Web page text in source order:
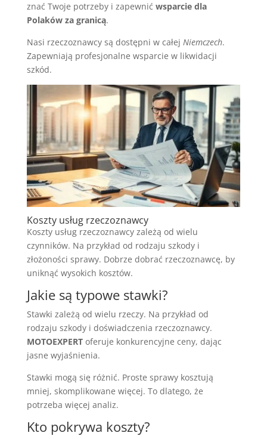
znać Twoje potrzeby i zapewnić wsparcie dla
Polaków za granicą.
Nasi rzeczoznawcy są dostępni w całej Niemczech.
Zapewniają profesjonalne wsparcie w likwidacji
szkód.
Koszty usług rzeczoznawcy
Koszty usług rzeczoznawcy zależą od wielu
czynników. Na przykład od rodzaju szkody i
złożoności sprawy. Dobrze dobrać rzeczoznawcę, by
uniknąć wysokich kosztów.
Jakie są typowe stawki?
Stawki zależą od wielu rzeczy. Na przykład od
rodzaju szkody i doświadczenia rzeczoznawcy.
MOTOEXPERToferuje konkurencyjne ceny, dając
jasne wyjaśnienia.
Stawki mogą się różnić. Proste sprawy kosztują
mniej, skomplikowane więcej. To dlatego, że
potrzeba więcej analiz.
Kto pokrywa koszty?